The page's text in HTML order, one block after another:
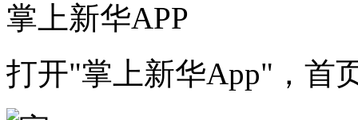
掌上新华APP
打开"掌上新华App"，首